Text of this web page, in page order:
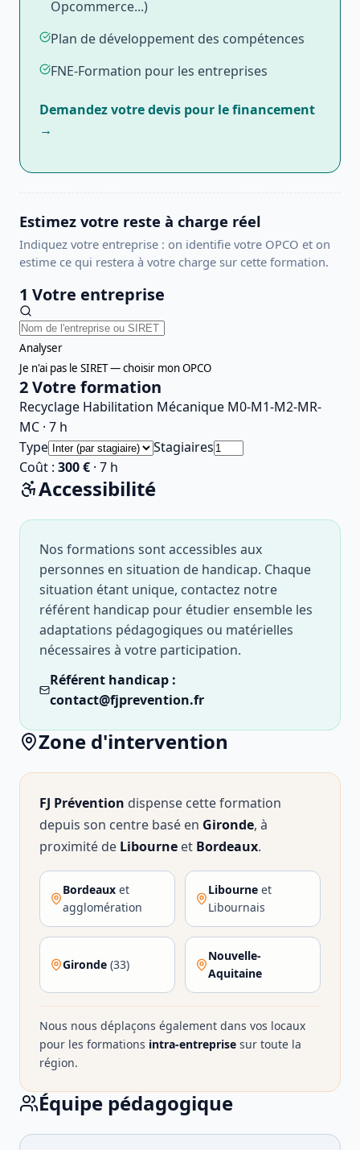
Opcommerce...)
Plan de développement des compétences
FNE-Formation pour les entreprises
Demandez votre devis pour le financement
→
Estimez votre reste à charge réel
Indiquez votre entreprise : on identifie votre OPCO et on
estime ce qui restera à votre charge sur cette formation.
1 Votre entreprise
Analyser
Je n'ai pas le SIRET — choisir mon OPCO
2Votre formation
Recyclage Habilitation Mécanique M0-M1-M2-MR-
MC · 7 h
Type
Stagiaires
Coût : 300 € · 7 h
Accessibilité
Nos formations sont accessibles aux
personnes en situation de handicap. Chaque
situation étant unique, contactez notre
référent handicap pour étudier ensemble les
adaptations pédagogiques ou matérielles
nécessaires à votre participation.
Référent handicap :
contact@fjprevention.fr
Zone d'intervention
FJ Prévention dispense cette formation
depuis son centre basé en Gironde, à
proximité de Libourne et Bordeaux.
Bordeaux et
agglomération
Libourne et
Libournais
Gironde (33)
Nouvelle-
Aquitaine
Nous nous déplaçons également dans vos locaux
pour les formations intra-entreprise sur toute la
région.
Équipe pédagogique